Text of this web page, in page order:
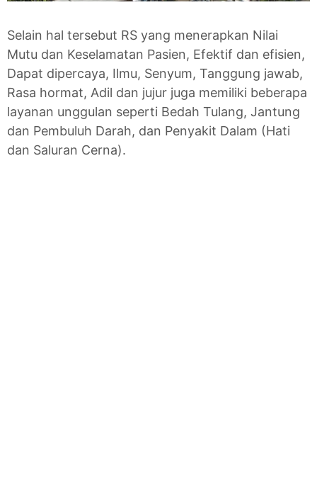
Selain hal tersebut RS yang menerapkan Nilai
Mutu dan Keselamatan Pasien, Efektif dan efisien,
Dapat dipercaya, Ilmu, Senyum, Tanggung jawab,
Rasa hormat, Adil dan jujur juga memiliki beberapa
layanan unggulan seperti Bedah Tulang, Jantung
dan Pembuluh Darah, dan Penyakit Dalam (Hati
dan Saluran Cerna).